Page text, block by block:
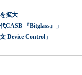
拡大
CASB 『Bitglass』」
Device Control」